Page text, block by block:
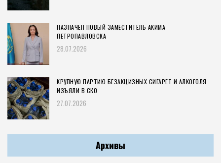
НАЗНАЧЕН НОВЫЙ ЗАМЕСТИТЕЛЬ АКИМА
ПЕТРОПАВЛОВСКА
28.07.2026
КРУПНУЮ ПАРТИЮ БЕЗАКЦИЗНЫХ СИГАРЕТ И АЛКОГОЛЯ
ИЗЪЯЛИ В СКО
27.07.2026
Архивы